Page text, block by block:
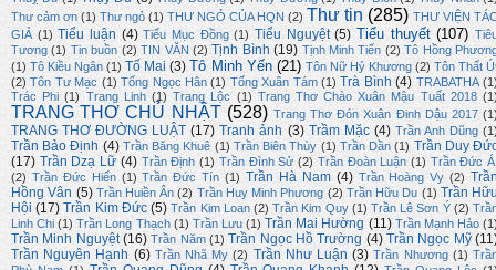
Thư cảm ơn (1) Thư ngỏ (1) THƯ NGỎ CỦA HQN (2) Thư tin (285) THƯ VIỆN
GIẢ (1) Tiểu luận (4) Tiểu Mục Đồng (1) Tiểu Nguyệt (5) Tiểu thuyết (107)
Tương (1) Tin buồn (2) TIN VĂN (2) Tịnh Bình (19) Tịnh Minh Tiến (2) Tô Hồng
(1) Tô Kiều Ngân (1) Tố Mai (3) Tô Minh Yến (21) Tôn Nữ Hỷ Khương (2) Tôn Thất
(2) Tôn Tư Mạc (1) Tống Ngọc Hân (1) Tống Xuân Tám (1) Trà Bình (4) TRABATHA
Trác Phi (1) Trang Linh (1) Trang Lộc (1) Trang Thơ Chào Xuân Mậu Tuất 2018
TRANG THƠ CHỦ NHẬT (528) Trang Thơ Đón Xuân Đinh Dậu 2017
TRANG THƠ ĐƯỜNG LUẬT (17) Tranh ảnh (3) Trầm Mặc (4) Trần Anh Dũng
Trần Bảo Định (4) Trần Băng Khuê (1) Trần Biên Thùy (1) Trần Dần (1) Trần Duy
(17) Trần Dzạ Lữ (4) Trần Định (1) Trần Đình Sử (2) Trần Đoàn Luận (1) Trần Đức
(2) Trần Đức Hiển (1) Trần Đức Tín (1) Trần Hà Nam (4) Trần Hoàng Vy (2)
Hồng Vân (5) Trần Huiền Ân (2) Trần Huy Minh Phương (2) Trần Hữu Du (1) Trần
Hội (17) Trần Kim Đức (5) Trần Kim Loan (2) Trần Kim Quy (1) Trần Lê Sơn Ý (2)
Linh Chi (1) Trần Long Thạch (1) Trần Lưu (1) Trần Mai Hường (11) Trần Mạnh Hảo
Trần Minh Nguyệt (16) Trần Năm (1) Trần Ngọc Hồ Trường (4) Trần Ngọc Mỹ
Trần Nguyên Hạnh (6) Trần Nhã My (2) Trần Như Luận (3) Trần Nhương (1)